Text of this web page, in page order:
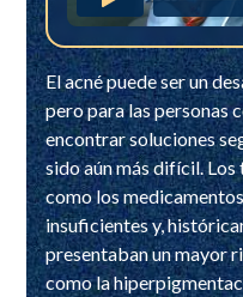
El acné puede ser un
pero para las personas
encontrar soluciones
sido aún más difícil.
como los
insuficientes y,
presentaban un mayor
como la